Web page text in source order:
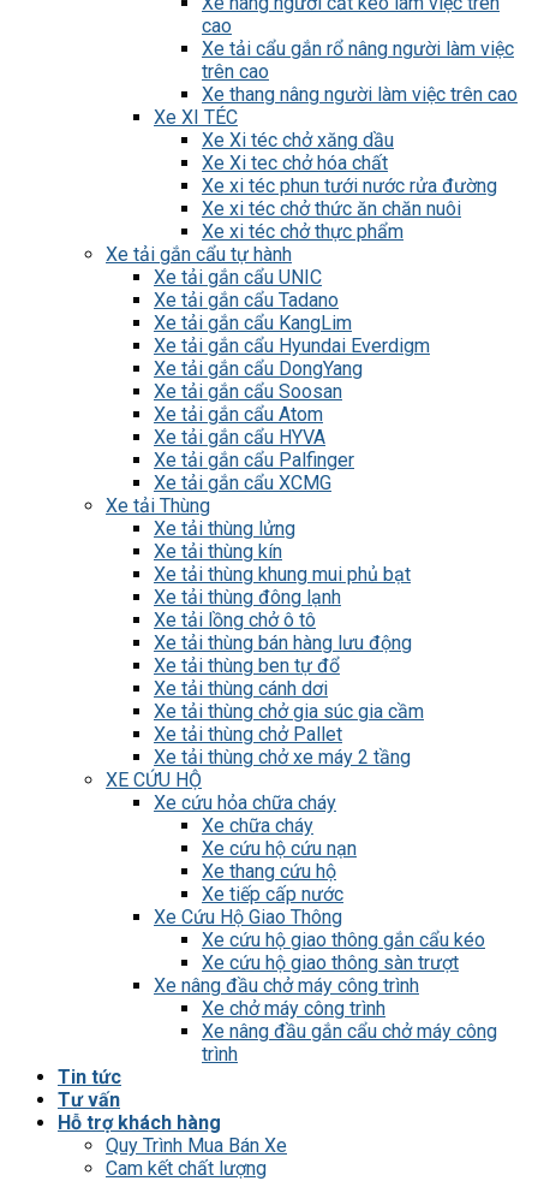
cao
Xe tải cẩu gắn rổ nâng người làm việc
trên cao
Xe thang nâng người làm việc trên cao
Xe XI TÉC
Xe Xi téc chở xăng dầu
Xe Xi tec chở hóa chất
Xe xi téc phun tưới nước rửa đường
Xe xi téc chở thức ăn chăn nuôi
Xe xi téc chở thực phẩm
Xe tải gắn cẩu tự hành
Xe tải gắn cẩu UNIC
Xe tải gắn cẩu Tadano
Xe tải gắn cẩu KangLim
Xe tải gắn cẩu Hyundai Everdigm
Xe tải gắn cẩu DongYang
Xe tải gắn cẩu Soosan
Xe tải gắn cẩu Atom
Xe tải gắn cẩu HYVA
Xe tải gắn cẩu Palfinger
Xe tải gắn cẩu XCMG
Xe tải Thùng
Xe tải thùng lửng
Xe tải thùng kín
Xe tải thùng khung mui phủ bạt
Xe tải thùng đông lạnh
Xe tải lồng chở ô tô
Xe tải thùng bán hàng lưu động
Xe tải thùng ben tự đổ
Xe tải thùng cánh dơi
Xe tải thùng chở gia súc gia cầm
Xe tải thùng chở Pallet
Xe tải thùng chở xe máy 2 tầng
XE CỨU HỘ
Xe cứu hỏa chữa cháy
Xe chữa cháy
Xe cứu hộ cứu nạn
Xe thang cứu hộ
Xe tiếp cấp nước
Xe Cứu Hộ Giao Thông
Xe cứu hộ giao thông gắn cẩu kéo
Xe cứu hộ giao thông sàn trượt
Xe nâng đầu chở máy công trình
Xe chở máy công trình
Xe nâng đầu gắn cẩu chở máy công
trình
Tin tức
Tư vấn
Hỗ trợ khách hàng
Quy Trình Mua Bán Xe
Cam kết chất lượng